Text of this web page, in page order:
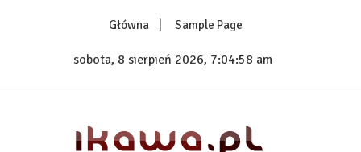
Główna Sample Page
sobota, 8 sierpień 2026, 7:04:58 am